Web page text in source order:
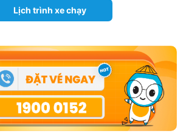
Lịch trình xe chạy